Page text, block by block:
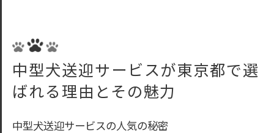
中型犬送迎サービスが東京都で選
ばれる理由とその魅力
中型犬送迎サービスの人気の秘密